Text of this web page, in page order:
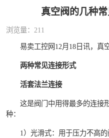
真空阀的几种
浏览量：211
易卖工控网12月18日讯，真空
两种常见连接形式
活套法兰连接
这是阀门中用得最多的连接
种：
1）光滑式：用于压力不高的